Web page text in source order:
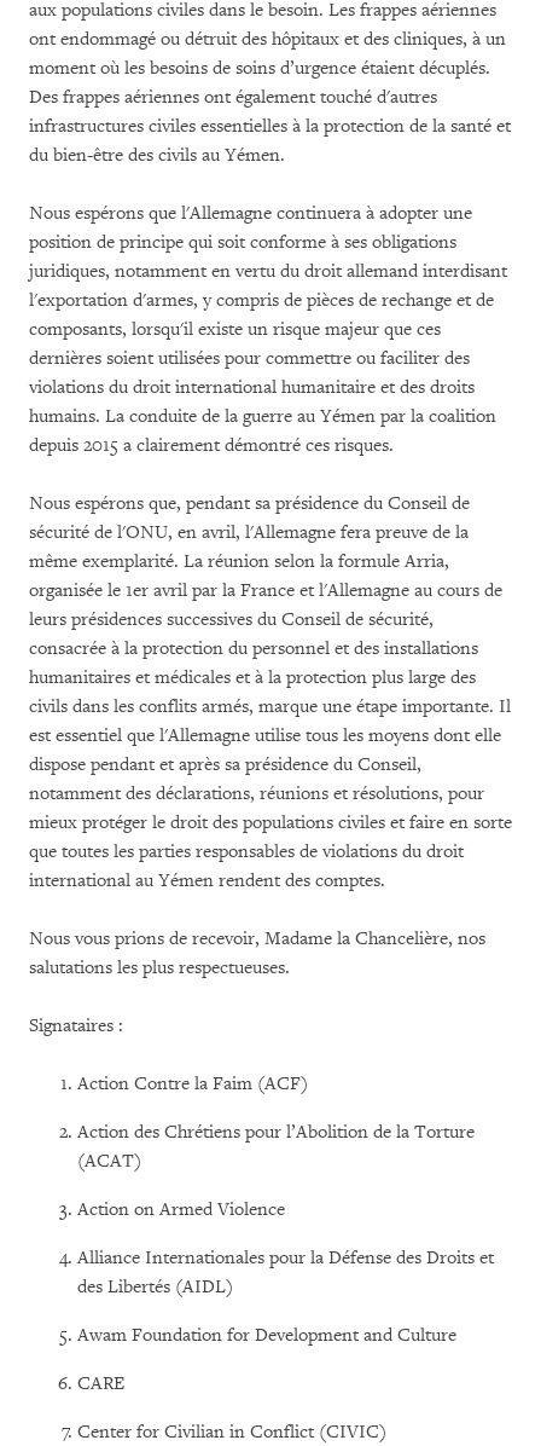
aux populations civiles dans le besoin. Les frappes aériennes
ont endommagé ou détruit des hôpitaux et des cliniques, à un
moment où les besoins de soins d’urgence étaient décuplés.
Des frappes aériennes ont également touché d'autres
infrastructures civiles essentielles à la protection de la santé et
du bien-être des civils au Yémen.
Nous espérons que l'Allemagne continuera à adopter une
position de principe qui soit conforme à ses obligations
juridiques, notamment en vertu du droit allemand interdisant
l'exportation d'armes, y compris de pièces de rechange et de
composants, lorsqu'il existe un risque majeur que ces
dernières soient utilisées pour commettre ou faciliter des
violations du droit international humanitaire et des droits
humains. La conduite de la guerre au Yémen par la coalition
depuis 2015 a clairement démontré ces risques.
Nous espérons que, pendant sa présidence du Conseil de
sécurité de l'ONU, en avril, l'Allemagne fera preuve de la
même exemplarité. La réunion selon la formule Arria,
organisée le 1er avril par la France et l'Allemagne au cours de
leurs présidences successives du Conseil de sécurité,
consacrée à la protection du personnel et des installations
humanitaires et médicales et à la protection plus large des
civils dans les conflits armés, marque une étape importante. Il
est essentiel que l'Allemagne utilise tous les moyens dont elle
dispose pendant et après sa présidence du Conseil,
notamment des déclarations, réunions et résolutions, pour
mieux protéger le droit des populations civiles et faire en sorte
que toutes les parties responsables de violations du droit
international au Yémen rendent des comptes.
Nous vous prions de recevoir, Madame la Chancelière, nos
salutations les plus respectueuses.
Signataires :
Action Contre la Faim (ACF)
Action des Chrétiens pour l’Abolition de la Torture
(ACAT)
Action on Armed Violence
Alliance Internationales pour la Défense des Droits et
des Libertés (AIDL)
Awam Foundation for Development and Culture
CARE
Center for Civilian in Conflict (CIVIC)